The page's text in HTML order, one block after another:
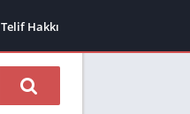
Telif Hakkı